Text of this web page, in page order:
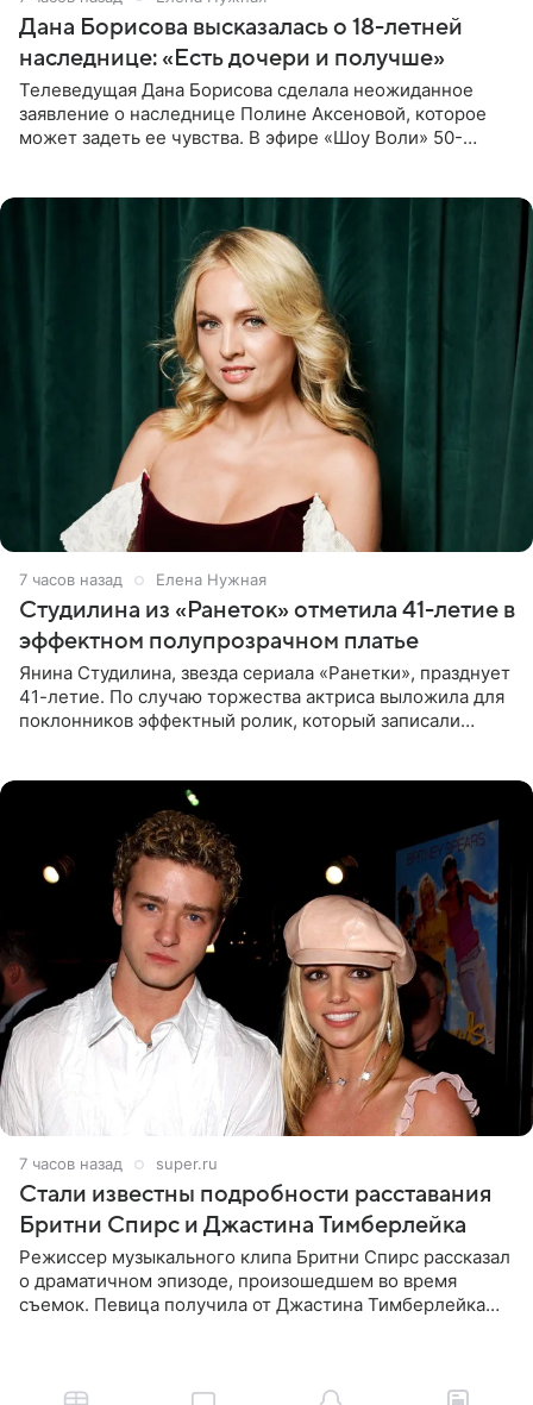
Дана Борисова высказалась о 18-летней
наследнице: «Есть дочери и получше»
Телеведущая Дана Борисова сделала неожиданное
заявление о наследнице Полине Аксеновой, которое
может задеть ее чувства. В эфире «Шоу Воли» 50-
7 часов назад Елена Нужная
Студилина из «Ранеток» отметила 41-летие в
эффектном полупрозрачном платье
Янина Студилина, звезда сериала «Ранетки», празднует
41-летие. По случаю торжества актриса выложила для
поклонников эффектный ролик, который записали
7 часов назад super.ru
Стали известны подробности расставания
Бритни Спирс и Джастина Тимберлейка
Режиссер музыкального клипа Бритни Спирс рассказал
о драматичном эпизоде, произошедшем во время
съемок. Певица получила от Джастина Тимберлейка